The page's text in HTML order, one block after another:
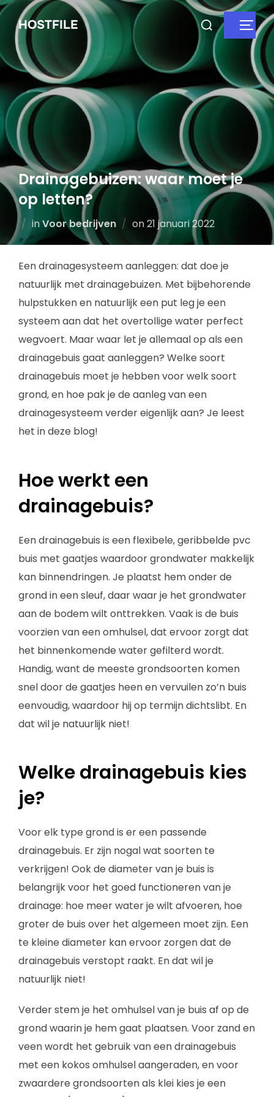
HOSTFILE
Drainagebuizen: waar moet je
op letten?
inVoor bedrijven on21 januari 2022
Een drainagesysteem aanleggen: dat doe je
natuurlijk met drainagebuizen. Met bijbehorende
hulpstukken en natuurlijk een put leg je een
systeem aan dat het overtollige water perfect
wegvoert. Maar waar let je allemaal op als een
drainagebuis gaat aanleggen? Welke soort
drainagebuis moet je hebben voor welk soort
grond, en hoe pak je de aanleg van een
drainagesysteem verder eigenlijk aan? Je leest
het in deze blog!
Hoe werkt een
drainagebuis?
Een drainagebuis is een flexibele, geribbelde pvc
buis met gaatjes waardoor grondwater makkelijk
kan binnendringen. Je plaatst hem onder de
grond in een sleuf, daar waar je het grondwater
aan de bodem wilt onttrekken. Vaak is de buis
voorzien van een omhulsel, dat ervoor zorgt dat
het binnenkomende water gefilterd wordt.
Handig, want de meeste grondsoorten komen
snel door de gaatjes heen en vervuilen zo’n buis
eenvoudig, waardoor hij op termijn dichtslibt. En
dat wil je natuurlijk niet!
Welke drainagebuis kies
je?
Voor elk type grond is er een passende
drainagebuis. Er zijn nogal wat soorten te
verkrijgen! Ook de diameter van je buis is
belangrijk voor het goed functioneren van je
drainage: hoe meer water je wilt afvoeren, hoe
groter de buis over het algemeen moet zijn. Een
te kleine diameter kan ervoor zorgen dat de
drainagebuis verstopt raakt. En dat wil je
natuurlijk niet!
Verder stem je het omhulsel van je buis af op de
grond waarin je hem gaat plaatsen. Voor zand en
veen wordt het gebruik van een drainagebuis
met een kokos omhulsel aangeraden, en voor
zwaardere grondsoorten als klei kies je een